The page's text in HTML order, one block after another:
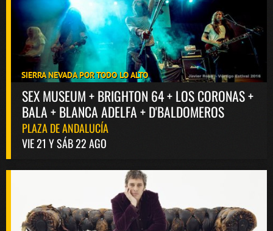
SIERRA NEVADA POR TODO LO ALTO
SEX MUSEUM + BRIGHTON 64 + LOS CORONAS +
BALA + BLANCA ADELFA + D'BALDOMEROS
PLAZA DE ANDALUCÍA
VIE 21 Y SÁB 22 AGO